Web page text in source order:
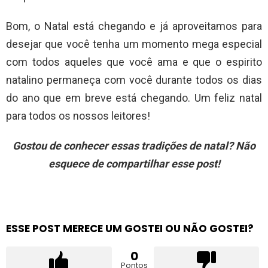
Bom, o Natal está chegando e já aproveitamos para
desejar que você tenha um momento mega especial
com todos aqueles que você ama e que o espirito
natalino permaneça com você durante todos os dias
do ano que em breve está chegando. Um feliz natal
para todos os nossos leitores!
Gostou de conhecer essas tradições de natal? Não
esquece de compartilhar esse post!
ESSE POST MERECE UM GOSTEI OU NÃO GOSTEI?
0
Pontos